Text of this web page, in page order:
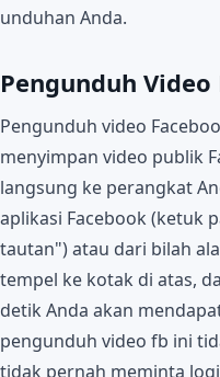
unduhan Anda.
Pengunduh Video
Pengunduh video
menyimpan video publik
langsung ke perangkat
aplikasi Facebook (ketuk
tautan") atau dari bilah
tempel ke kotak di atas,
detik Anda akan
pengunduh video fb ini
tidak pernah meminta